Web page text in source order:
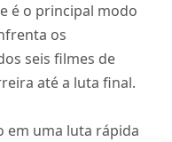
é o principal modo
os
seis filmes de
até a luta final.
em uma luta rápida